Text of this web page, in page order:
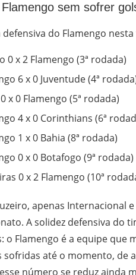
sem sofrer
do Flamengo
0 x 2 Flamengo (3ª rodada)
6 x 0 Juventude (4ª
x 0 Flamengo (5ª rodada)
4 x 0 Corinthians (6ª
1 x 0 Bahia (8ª rodada)
0 x 0 Botafogo (9ª rodada)
0 x 2 Flamengo (10ª
apenas Internacional
A solidez defensiva do
o Flamengo é a equipe que
sofridas até o momento, de
número se reduz ainda